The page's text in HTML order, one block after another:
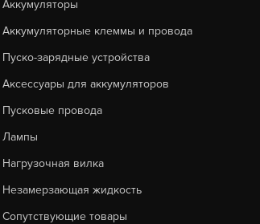
Аккумуляторы
Аккумуляторные клеммы и провода
Пуско-зарядные устройства
Аксессуары для аккумуляторов
Пусковые провода
Лампы
Нагрузочная вилка
Незамерзающая жидкость
Сопутствующие товары